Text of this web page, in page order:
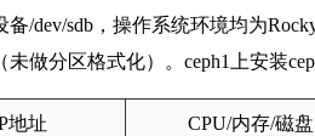
/dev/sdb，操作系统环境均为
做分区格式化）。ceph1上安装
地址 CPU/内存/磁盘